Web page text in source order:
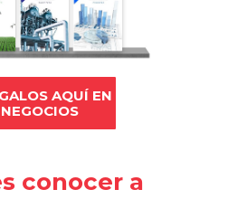
AQUÍ EN
conocer a